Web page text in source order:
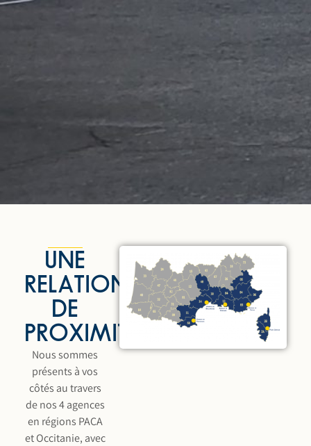
UNE
RELATION
DE
PROXIMITÉ
Nous sommes
présents à vos
côtés au travers
de nos 4 agences
en régions PACA
et Occitanie, avec